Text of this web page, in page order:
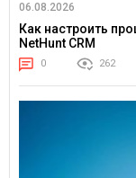
06.08.2026
Как настроить
NetHunt CRM
0 262